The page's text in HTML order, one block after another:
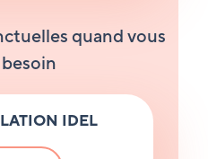
quand vous
IDEL